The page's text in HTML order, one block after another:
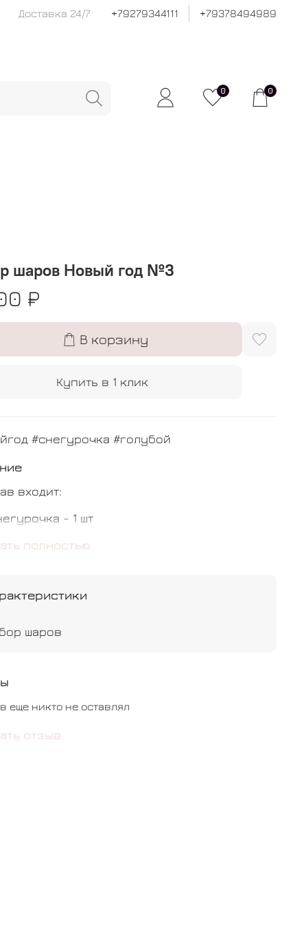
Доставка 24/7 +79279344111 +79378494989
0 0
шаров Новый год №3
₽
В корзину
Купить в 1 клик
#снегурочка #голубой
входит:
- 1 шт
- 10 шт
полностью
шаров
еще никто не оставлял
отзыв